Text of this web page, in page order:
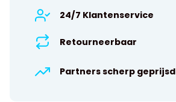
24/7 Klantenservice
Retourneerbaar
Partners scherp geprijsd